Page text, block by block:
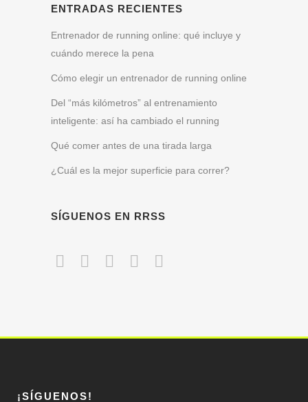
ENTRADAS RECIENTES
Entrenador de running online: qué incluye y
cuándo merece la pena
Cómo elegir un entrenador de running online
Del “más kilómetros” al entrenamiento
inteligente: así ha cambiado el running
Qué comer antes de una tirada larga
¿Cuál es la mejor superficie para correr?
SÍGUENOS EN RRSS
¡SÍGUENOS!